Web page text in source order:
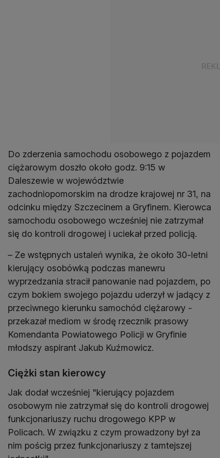
Do zderzenia samochodu osobowego z pojazdem
ciężarowym doszło około godz. 9:15 w
Daleszewie w województwie
zachodniopomorskim na drodze krajowej nr 31, na
odcinku między Szczecinem a Gryfinem. Kierowca
samochodu osobowego wcześniej nie zatrzymał
się do kontroli drogowej i uciekał przed policją.
– Ze wstępnych ustaleń wynika, że około 30-letni
kierujący osobówką podczas manewru
wyprzedzania stracił panowanie nad pojazdem, po
czym bokiem swojego pojazdu uderzył w jadący z
przeciwnego kierunku samochód ciężarowy -
przekazał mediom w środę rzecznik prasowy
Komendanta Powiatowego Policji w Gryfinie
młodszy aspirant Jakub Kuźmowicz.
Ciężki stan kierowcy
Jak dodał wcześniej "kierujący pojazdem
osobowym nie zatrzymał się do kontroli drogowej
funkcjonariuszy ruchu drogowego KPP w
Policach. W związku z czym prowadzony był za
nim pościg przez funkcjonariuszy z tamtejszej